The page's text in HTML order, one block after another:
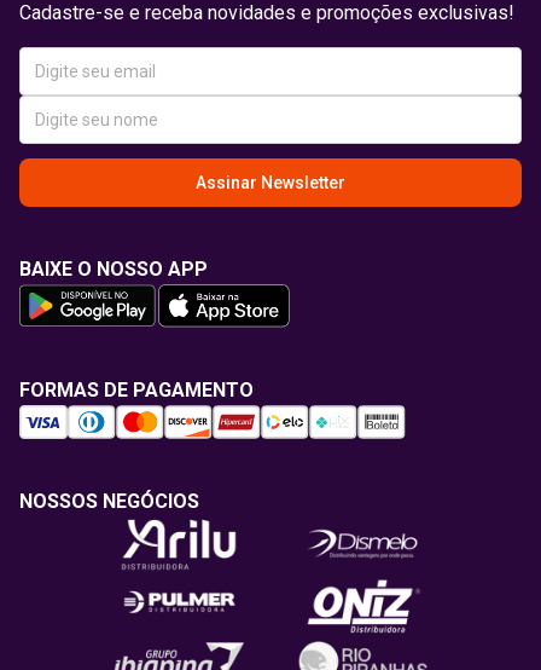
Cadastre-se e receba novidades e promoções exclusivas!
Assinar Newsletter
BAIXE O NOSSO APP
FORMAS DE PAGAMENTO
NOSSOS NEGÓCIOS